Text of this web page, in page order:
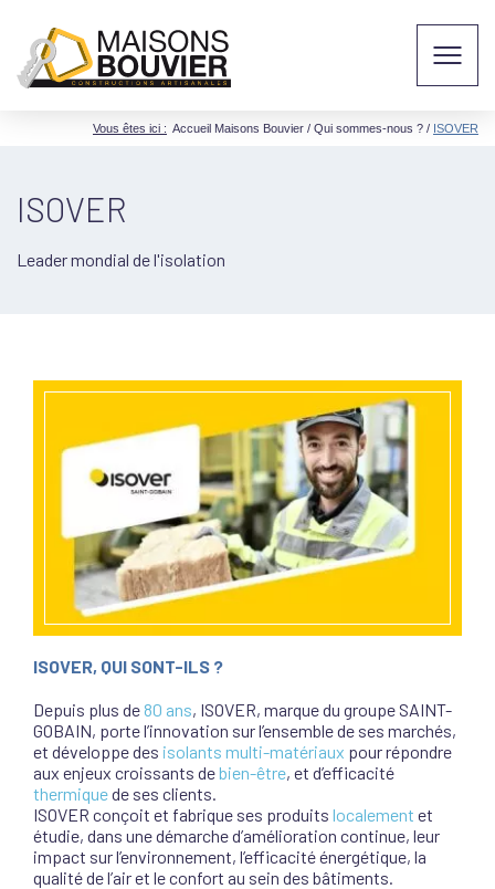
Vous êtes ici : Accueil Maisons Bouvier / Qui sommes-nous ? / ISOVER
ISOVER
Leader mondial de l'isolation
ISOVER, QUI SONT-ILS ?
Depuis plus de 80 ans, ISOVER, marque du groupe SAINT-
GOBAIN, porte l’innovation sur l’ensemble de ses marchés,
et développe des isolants multi-matériaux pour répondre
aux enjeux croissants debien-être, et d’efficacité
thermiquede ses clients.
ISOVER conçoit et fabrique ses produits localement et
étudie, dans une démarche d’amélioration continue, leur
impact sur l’environnement, l’efficacité énergétique, la
qualité de l’air et le confort au sein des bâtiments.